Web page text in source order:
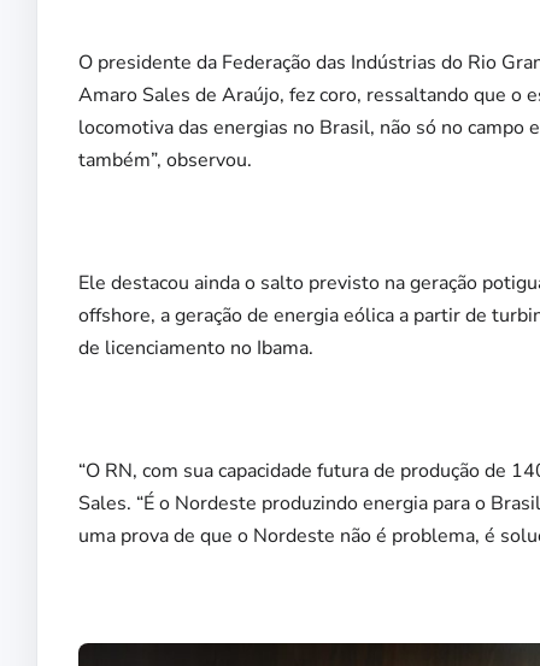
O presidente da Federação das Indústrias do Rio
Amaro Sales de Araújo, fez coro, ressaltando que o
locomotiva das energias no Brasil, não só no campo
também”, observou.
Ele destacou ainda o salto previsto na geração
offshore, a geração de energia eólica a partir de
de licenciamento no Ibama.
“O RN, com sua capacidade futura de produção de
Sales. “É o Nordeste produzindo energia para o
uma prova de que o Nordeste não é problema, é